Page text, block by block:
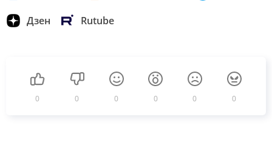
Дзен Rutube
0 0 0 0 0 0